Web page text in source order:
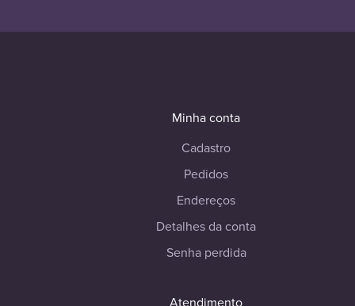
Minha conta
Cadastro
Pedidos
Endereços
Detalhes da conta
Senha perdida